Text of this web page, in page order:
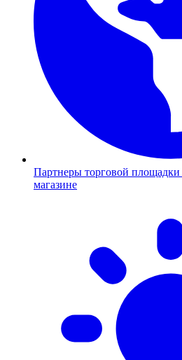
Партнеры торговой площадки
магазине